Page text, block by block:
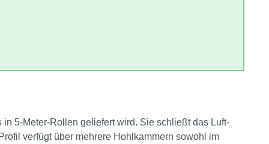
5‑Meter‑Rollen geliefert wird. Sie schließt das Luft-
verfügt über mehrere Hohlkammern sowohl im